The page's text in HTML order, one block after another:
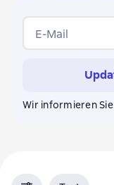
Людмила
Иосиф
Виолетта
E-Mail
Wir informieren